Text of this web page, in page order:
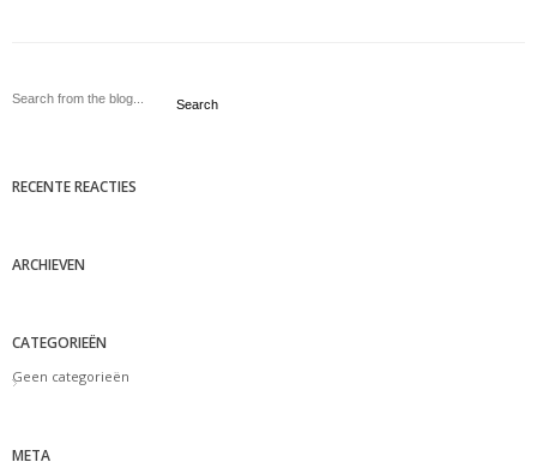
Search
RECENTE REACTIES
ARCHIEVEN
CATEGORIEËN
Geen categorieën
META